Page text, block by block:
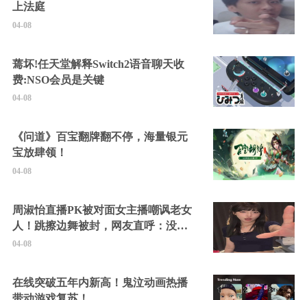
上法庭
04-08
蔫坏!任天堂解释Switch2语音聊天收
费:NSO会员是关键
04-08
《问道》百宝翻牌翻不停，海量银元
宝放肆领！
04-08
周淑怡直播PK被对面女主播嘲讽老女
人！跳擦边舞被封，网友直呼：没边
硬擦封的好！
04-08
在线突破五年内新高！鬼泣动画热播